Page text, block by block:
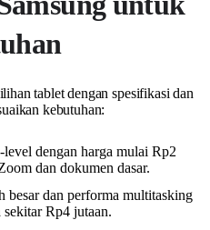
tablet dengan spesifikasi dan
kebutuhan:
level dengan harga mulai Rp2
dan dokumen dasar.
besar dan performa multitasking
Rp4 jutaan.